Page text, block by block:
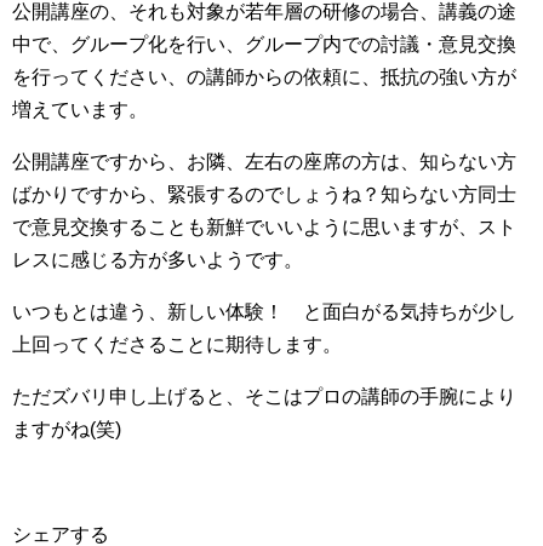
公開講座の、それも対象が若年層の研修の場合、講義の途
中で、グループ化を行い、グループ内での討議・意見交換
を行ってください、の講師からの依頼に、抵抗の強い方が
増えています。
公開講座ですから、お隣、左右の座席の方は、知らない方
ばかりですから、緊張するのでしょうね？知らない方同士
で意見交換することも新鮮でいいように思いますが、スト
レスに感じる方が多いようです。
いつもとは違う、新しい体験！ と面白がる気持ちが少し
上回ってくださることに期待します。
ただズバリ申し上げると、そこはプロの講師の手腕により
ますがね(笑)
シェアする